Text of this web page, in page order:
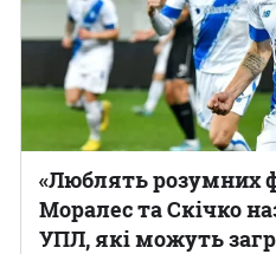
«Люблять розумних
Моралес та Скічко
УПЛ, які можуть